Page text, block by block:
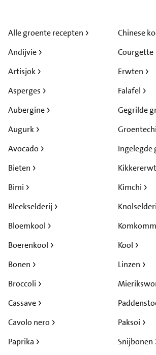
Alle groente recepten
Andijvie
Artisjok
Asperges
Aubergine
Augurk
Avocado
Bieten
Bimi
Bleekselderij
Bloemkool
Boerenkool
Bonen
Broccoli
Cassave
Cavolo nero
Chinese
Courgette
Erwten
Falafel
Gegrilde
Ingelegde
Kimchi
Kool
Linzen
Paksoi
Paprika
Snijbonen